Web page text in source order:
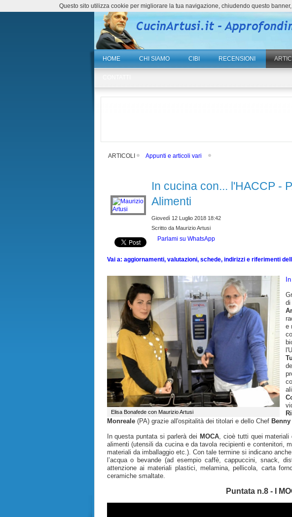
HOME CHI SIAMO CIBI RECENSIONI
ARTICOLI Appunti e articoli vari
In cucina con... l'HACCP -
Alimenti
Giovedì 12 Luglio 2018 18:42
Scritto da Maurizio Artusi
Parlami su WhatsApp
Vai a: aggiornamenti, valutazioni, schede, indirizzi e riferimenti
Elisa Bonafede con Maurizio Artusi
e
Monreale(PA) grazie all'ospitalità dei titolari e dello Chef
In questa puntata si parlerà dei MOCA, cioè tutti queimateriali
alimenti (utensili da cucina e da tavola recipienti e contenitori,
materiali da imballaggio etc.). Con tale termine si indicano
l’acqua o bevande (ad esempio caffè, cappuccini, snack,
attenzione ai materiali plastici, melamina, pellicola, carta
ceramiche smaltate.
Puntata n.8 - I
Questo sito utilizza cookie per migliorare la tua navigazione, chiudendo questo